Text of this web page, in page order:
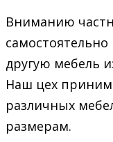
Вниманию
другую мебель
Наш цех
различных
размерам.